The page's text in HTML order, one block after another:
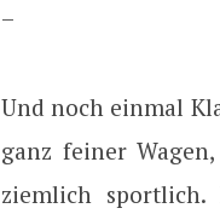
–
Und noch einmal
ganz feiner
ziemlich